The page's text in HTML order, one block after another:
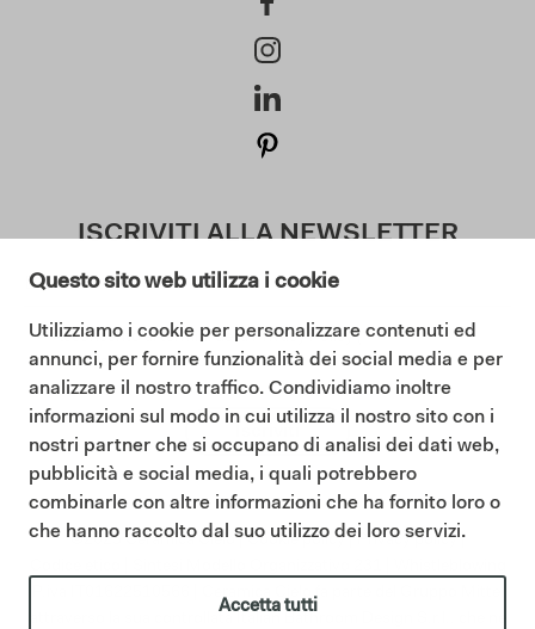
Questo sito web utilizza i cookie
Utilizziamo i cookie per personalizzare contenuti ed
annunci, per fornire funzionalità dei social media e per
analizzare il nostro traffico. Condividiamo inoltre
informazioni sul modo in cui utilizza il nostro sito con i
nostri partner che si occupano di analisi dei dati web,
pubblicità e social media, i quali potrebbero
combinarle con altre informazioni che ha fornito loro o
che hanno raccolto dal suo utilizzo dei loro servizi.
Accetta tutti
ISCRIVITI ALLA NEWSLETTER
Acconsento ai termini della Privacy Policy (
Leggi la Privacy Policy)
©2025 Ceramica Cielo |Cookie policy|Privacy policy|
P.iva IT01622510566 | Ceramica Cielo fa parte del Gruppo Mittel